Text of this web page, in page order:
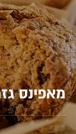
מאפינס